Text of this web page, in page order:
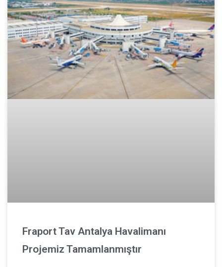
Fraport Tav Antalya Havalimanı
Projemiz Tamamlanmıştır